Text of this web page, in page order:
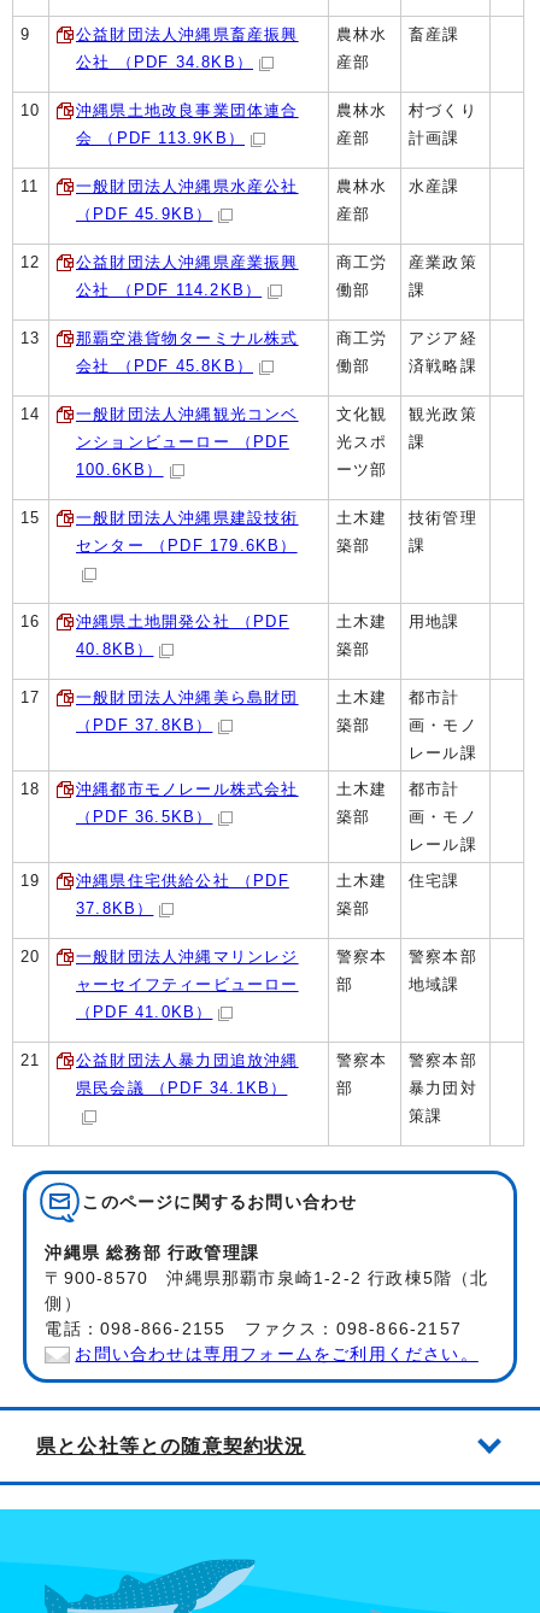
9
公益財団法人沖縄県畜産振興
公社 （PDF 34.8KB）
農林水
産部
畜産課
10
沖縄県土地改良事業団体連合
会 （PDF 113.9KB）
農林水
産部
村づくり
計画課
11
一般財団法人沖縄県水産公社
（PDF 45.9KB）
農林水
産部
水産課
12
公益財団法人沖縄県産業振興
公社 （PDF 114.2KB）
商工労
働部
産業政策
課
13
那覇空港貨物ターミナル株式
会社 （PDF 45.8KB）
商工労
働部
アジア経
済戦略課
14
一般財団法人沖縄観光コンベ
ンションビューロー （PDF
100.6KB）
文化観
光スポ
ーツ部
観光政策
課
15
一般財団法人沖縄県建設技術
センター （PDF 179.6KB）
土木建
築部
技術管理
課
16
沖縄県土地開発公社 （PDF
40.8KB）
土木建
築部
用地課
17
一般財団法人沖縄美ら島財団
（PDF 37.8KB）
土木建
築部
都市計
画・モノ
レール課
18
沖縄都市モノレール株式会社
（PDF 36.5KB）
土木建
築部
都市計
画・モノ
レール課
19
沖縄県住宅供給公社 （PDF
37.8KB）
土木建
築部
住宅課
20
一般財団法人沖縄マリンレジ
ャーセイフティービューロー
（PDF 41.0KB）
警察本
部
警察本部
地域課
21
公益財団法人暴力団追放沖縄
県民会議 （PDF 34.1KB）
警察本
部
警察本部
暴力団対
策課
このページに関する お問い合わせ
沖縄県 総務部 行政管理課
〒900-8570 沖縄県那覇市泉崎1-2-2 行政棟5階（北
側）
電話：098-866-2155 ファクス：098-866-2157
お問い合わせは専用フォームをご利用ください。
県と公社等との随意契約状況